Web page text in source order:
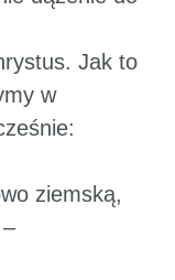
Jak to
w
ziemską,